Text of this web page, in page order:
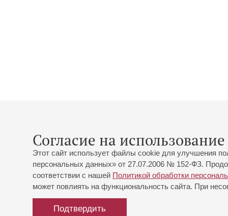
Согласие на
Этот сайт использует файлы cookie для улучшения
персональных данных» от 27.07.2006 № 152-ФЗ.
соответствии с нашей Политикой обработки
может повлиять на функциональность сайта. При
Подтвердить